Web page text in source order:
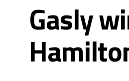
Gasly